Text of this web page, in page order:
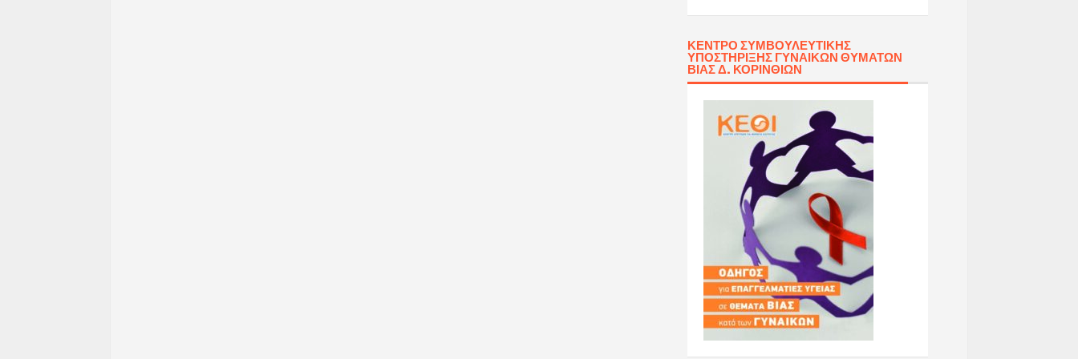
ΚΈΝΤΡΟ ΣΥΜΒΟΥΛΕΥΤΙΚΉΣ
ΥΠΟΣΤΉΡΙΞΗΣ ΓΥΝΑΙΚΏΝ ΘΥΜΆΤΩΝ
ΒΊΑΣ Δ. ΚΟΡΙΝΘΊΩΝ